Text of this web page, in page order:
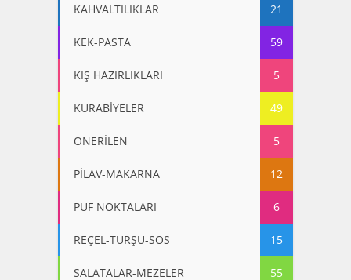
KAHVALTILIKLAR 21
KEK-PASTA 59
KIŞ HAZIRLIKLARI 5
KURABİYELER 49
ÖNERİLEN 5
PİLAV-MAKARNA 12
PÜF NOKTALARI 6
REÇEL-TURŞU-SOS 15
SALATALAR-MEZELER 55